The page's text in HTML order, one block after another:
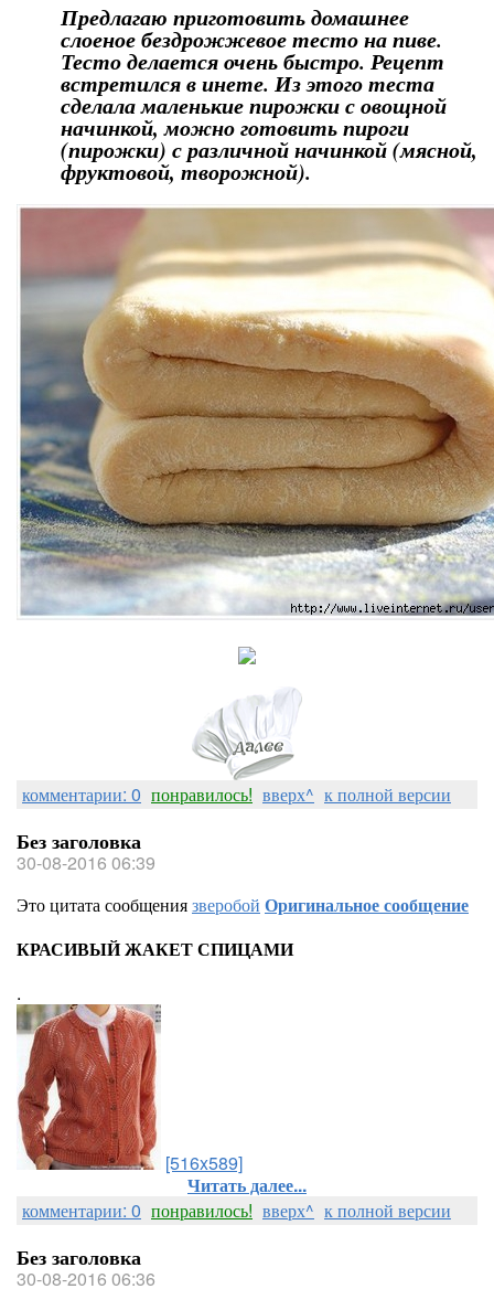
Предлагаю приготовить домашнее
слоеное бездрожжевое тесто на пиве.
Тесто делается очень быстро. Рецепт
встретился в инете. Из этого теста
сделала маленькие пирожки с овощной
начинкой, можно готовить пироги
(пирожки) с различной начинкой (мясной,
фруктовой, творожной).
комментарии: 0 понравилось! вверх^ к полной версии
Без заголовка
30-08-2016 06:39
Это цитата сообщениязверобой Оригинальное сообщение
КРАСИВЫЙ ЖАКЕТ СПИЦАМИ
.
[516x589]
Читать далее...
комментарии: 0 понравилось! вверх^ к полной версии
Без заголовка
30-08-2016 06:36